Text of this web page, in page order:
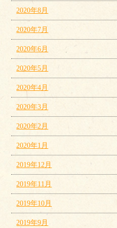
2020年8月
2020年7月
2020年6月
2020年5月
2020年4月
2020年3月
2020年2月
2020年1月
2019年12月
2019年11月
2019年10月
2019年9月